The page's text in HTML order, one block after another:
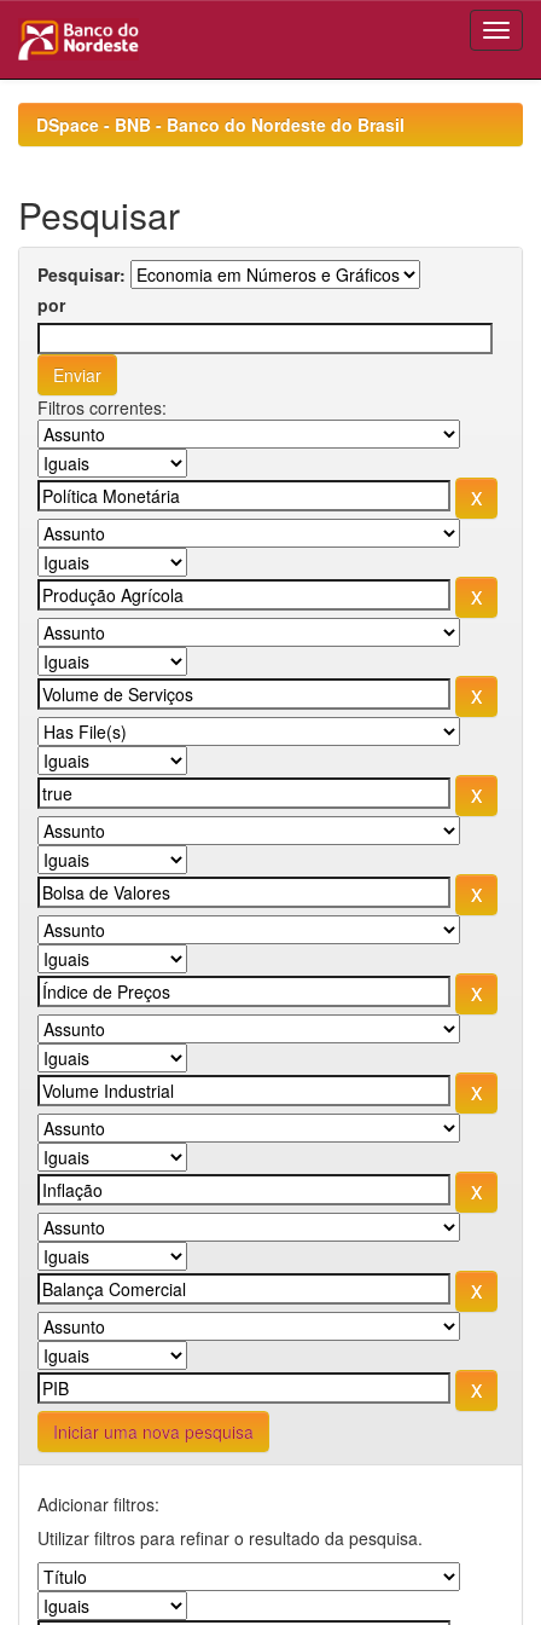
navigationDSpace - BNB - Banco do Nordeste do Brasil
Pesquisar
Pesquisar:
por
Filtros correntes:
Iniciar uma nova pesquisa
Adicionar filtros:
Utilizar filtros para refinar o resultado da pesquisa.